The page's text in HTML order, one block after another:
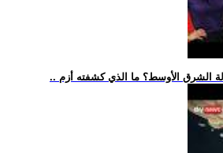
الشرق الأوسط؟ ما الذي كشفته أزم